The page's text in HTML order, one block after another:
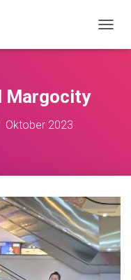
O
S
I
Margocity
Oktober 2023